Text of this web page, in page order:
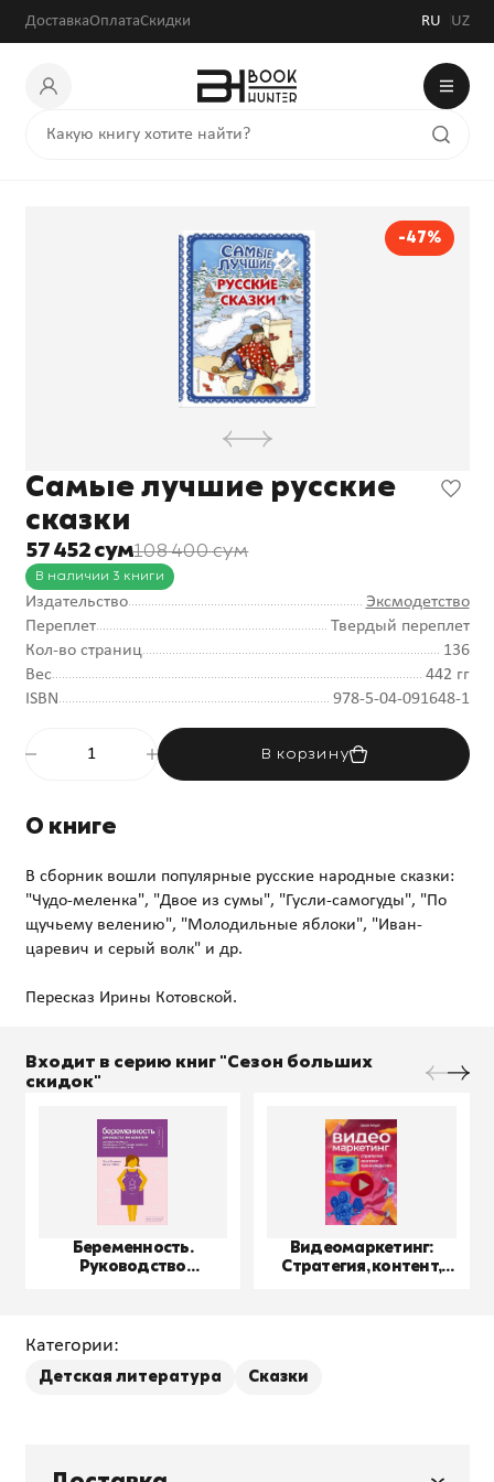
ДоставкаОплатаСкидки RU UZ
-47%
Самые лучшие русские
сказки
57 452 сум108 400 сум
В наличии 3 книги
Издательство
Эксмодетство
Переплет
Твердый переплет
Кол-во страниц
136
Вес
442 гг
ISBN
978-5-04-091648-1
В корзину
О книге
В сборник вошли популярные русские народные сказки:
"Чудо-меленка", "Двое из сумы", "Гусли-самогуды", "По
щучьему велению", "Молодильные яблоки", "Иван-
царевич и серый волк" и др.
Входит в серию книг "Сезон больших
скидок"
Беременность.
Руководство
Видеомаркетинг:
Стратегия, контент,
Категории:
Детская литература Сказки